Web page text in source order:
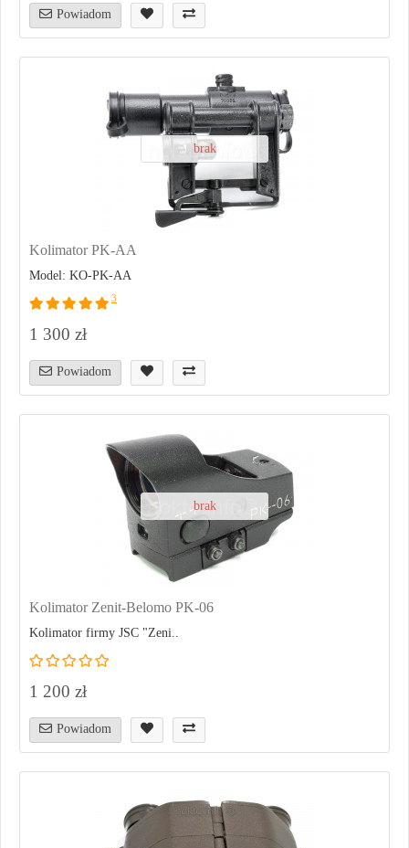
Powiadom
brak
Kolimator PK-AA
Model: KO-PK-AA
3
1 300 zł
Powiadom
brak
Kolimator Zenit-Belomo PK-06
Kolimator firmy JSC "Zeni..
1 200 zł
Powiadom